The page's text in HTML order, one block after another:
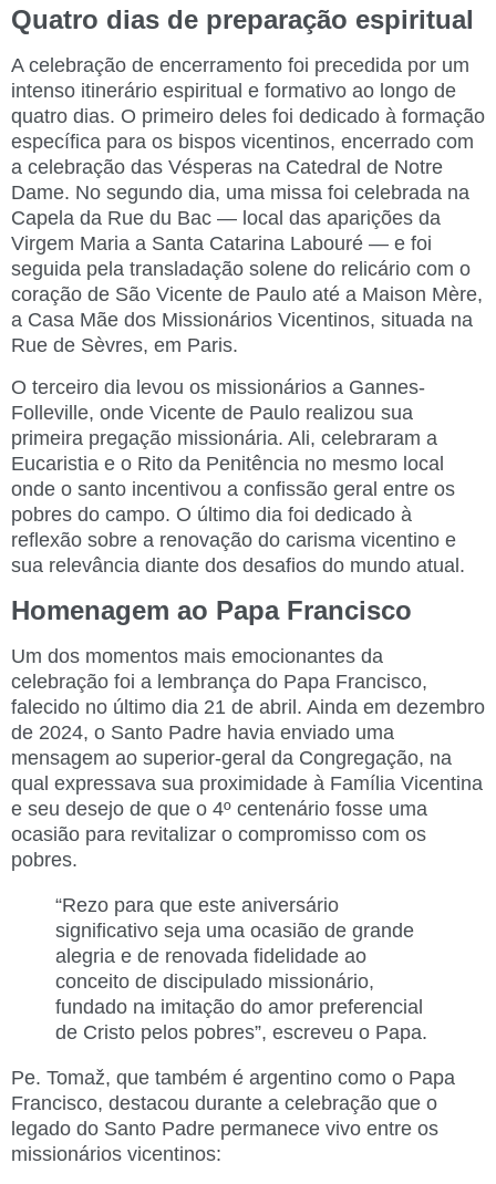
Quatro dias de preparação espiritual
A celebração de encerramento foi precedida por um
intenso itinerário espiritual e formativo ao longo de
quatro dias. O primeiro deles foi dedicado à formação
específica para os bispos vicentinos, encerrado com
a celebração das Vésperas na Catedral de Notre
Dame. No segundo dia, uma missa foi celebrada na
Capela da Rue du Bac — local das aparições da
Virgem Maria a Santa Catarina Labouré — e foi
seguida pela transladação solene do relicário com o
coração de São Vicente de Paulo até a Maison Mère,
a Casa Mãe dos Missionários Vicentinos, situada na
Rue de Sèvres, em Paris.
O terceiro dia levou os missionários a Gannes-
Folleville, onde Vicente de Paulo realizou sua
primeira pregação missionária. Ali, celebraram a
Eucaristia e o Rito da Penitência no mesmo local
onde o santo incentivou a confissão geral entre os
pobres do campo. O último dia foi dedicado à
reflexão sobre a renovação do carisma vicentino e
sua relevância diante dos desafios do mundo atual.
Homenagem ao Papa Francisco
Um dos momentos mais emocionantes da
celebração foi a lembrança do Papa Francisco,
falecido no último dia 21 de abril. Ainda em dezembro
de 2024, o Santo Padre havia enviado uma
mensagem ao superior-geral da Congregação, na
qual expressava sua proximidade à Família Vicentina
e seu desejo de que o 4º centenário fosse uma
ocasião para revitalizar o compromisso com os
pobres.
“Rezo para que este aniversário
significativo seja uma ocasião de grande
alegria e de renovada fidelidade ao
conceito de discipulado missionário,
fundado na imitação do amor preferencial
de Cristo pelos pobres”, escreveu o Papa.
Pe. Tomaž, que também é argentino como o Papa
Francisco, destacou durante a celebração que o
legado do Santo Padre permanece vivo entre os
missionários vicentinos: